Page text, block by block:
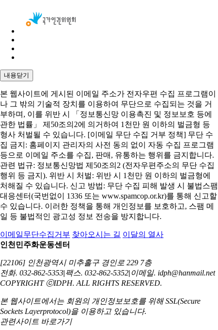
내용닫기
본 웹사이트에 게시된 이메일 주소가 전자우편 수집 프로그램이
나 그 밖의 기술적 장치를 이용하여 무단으로 수집되는 것을 거
부하며, 이를 위반 시 「정보통신망 이용촉진 및 정보보호 등에
관한 법률」 제50조의2에 의거하여 1천만 원 이하의 벌금형 등
형사 처벌될 수 있습니다. [이메일 무단 수집 거부 정책] 무단 수
집 금지: 홈페이지 관리자의 사전 동의 없이 자동 수집 프로그램
등으로 이메일 주소를 수집, 판매, 유통하는 행위를 금지합니다.
관련 법규: 정보통신망법 제50조의2 (전자우편주소의 무단 수집
행위 등 금지). 위반 시 처벌: 위반 시 1천만 원 이하의 벌금형에
처해질 수 있습니다. 신고 방법: 무단 수집 피해 발생 시 불법스팸
대응센터(국번없이 1336 또는 www.spamcop.or.kr)를 통해 신고할
수 있습니다. 이러한 정책을 통해 개인정보를 보호하고, 스팸 메
일 등 불법적인 광고성 정보 전송을 방지합니다.
이메일무단수집거부 찾아오시는 길 이달의 열사
인천민주화운동센터
[22106] 인천광역시 미추홀구 경인로 229 7층
전화. 032-862-5353|팩스. 032-862-5352|이메일. idph@hanmail.net
COPYRIGHT ⓒIDPH. ALL RIGHTS RESERVED.
본 웹사이트에서는 회원의 개인정보보호를 위해SSL(Secure
Sockets Layerprotocol)을 이용하고 있습니다.
관련사이트 바로가기